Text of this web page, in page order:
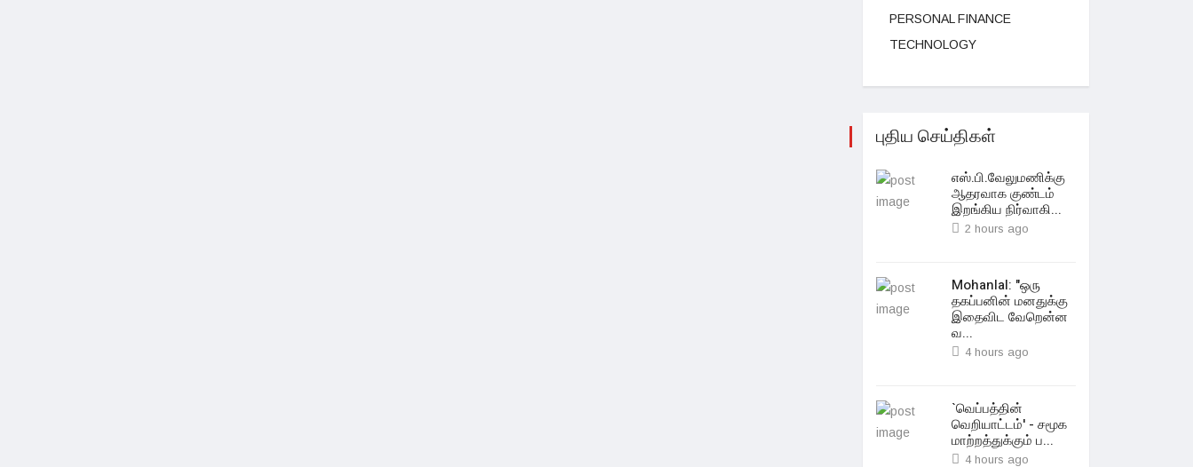
PERSONAL FINANCE
TECHNOLOGY
புதிய செய்திகள்
எஸ்.பி.வேலுமணிக்கு
ஆதரவாக குண்டம்
இறங்கிய நிர்வாகி...
2 hours ago
Mohanlal: "ஒரு
தகப்பனின் மனதுக்கு
இதைவிட வேறென்ன
வ...
4 hours ago
`வெப்பத்தின்
வெறியாட்டம்' - சமூக
மாற்றத்துக்கும் ப...
4 hours ago